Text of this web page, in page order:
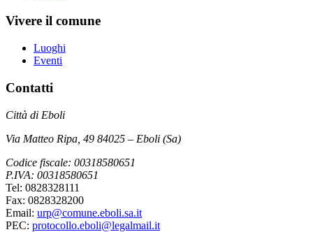
Vivere il comune
Luoghi
Eventi
Contatti
Città di Eboli
Via Matteo Ripa, 49 84025 – Eboli (Sa)
Codice fiscale: 00318580651
P.IVA: 00318580651
Tel: 0828328111
Fax: 0828328200
Email: urp@comune.eboli.sa.it
PEC: protocollo.eboli@legalmail.it